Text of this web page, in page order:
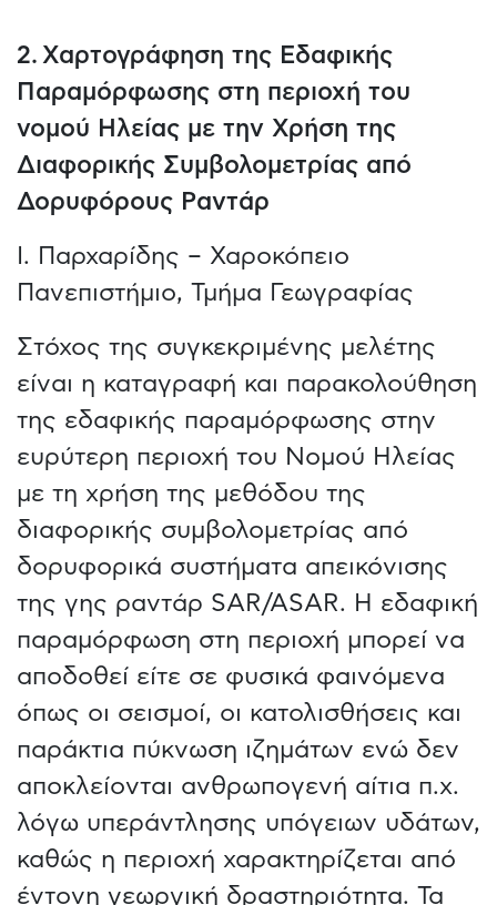
2. Χαρτογράφηση της Εδαφικής
Παραμόρφωσης στη περιοχή του
νομού Ηλείας με την Χρήση της
Διαφορικής Συμβολομετρίας από
Δορυφόρους Ραντάρ
Ι. Παρχαρίδης – Χαροκόπειο
Πανεπιστήμιο, Τμήμα Γεωγραφίας
Στόχος της συγκεκριμένης μελέτης
είναι η καταγραφή και παρακολούθηση
της εδαφικής παραμόρφωσης στην
ευρύτερη περιοχή του Νομού Ηλείας
με τη χρήση της μεθόδου της
διαφορικής συμβολομετρίας από
δορυφορικά συστήματα απεικόνισης
της γης ραντάρ SAR/ASAR. Η εδαφική
παραμόρφωση στη περιοχή μπορεί να
αποδοθεί είτε σε φυσικά φαινόμενα
όπως οι σεισμοί, οι κατολισθήσεις και
παράκτια πύκνωση ιζημάτων ενώ δεν
αποκλείονται ανθρωπογενή αίτια π.χ.
λόγω υπεράντλησης υπόγειων υδάτων,
καθώς η περιοχή χαρακτηρίζεται από
έντονη γεωργική δραστηριότητα. Τα